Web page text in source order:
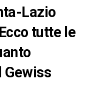
Lazio
tutte le
Gewiss